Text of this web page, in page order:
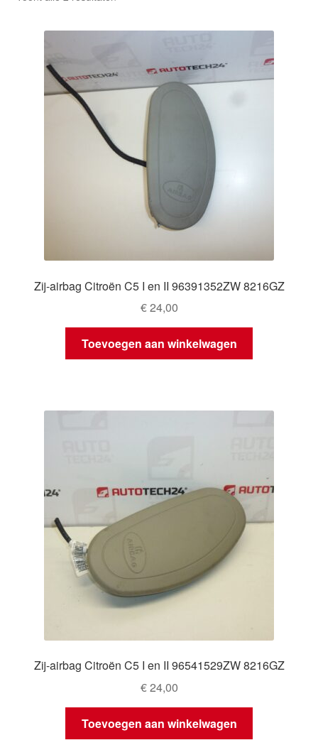
nieuwste
Zij-airbag Citroën C5 I en II 96391352ZW 8216GZ
€24,00
Toevoegen aan winkelwagen
Zij-airbag Citroën C5 I en II 96541529ZW 8216GZ
€24,00
Toevoegen aan winkelwagen